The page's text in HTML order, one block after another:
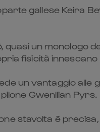
gallese Keira
quasi un
fisicità
un vantaggio alle
Gwenllian Pyrs.
stavolta è precisa,